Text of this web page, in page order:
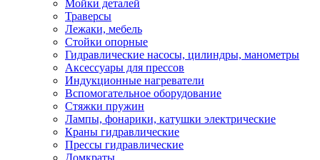
Мойки деталей
Траверсы
Лежаки, мебель
Стойки опорные
Гидравлические насосы, цилиндры, манометры
Аксессуары для прессов
Индукционные нагреватели
Вспомогательное оборудование
Стяжки пружин
Лампы, фонарики, катушки электрические
Краны гидравлические
Прессы гидравлические
Домкраты